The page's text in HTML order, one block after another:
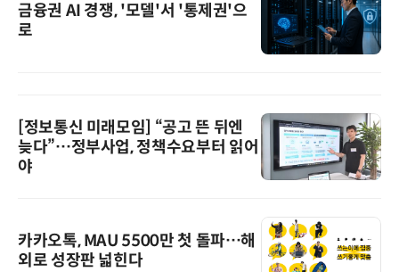
금융권 AI 경쟁, '모델'서 '통제권'으
로
[정보통신 미래모임] “공고 뜬 뒤엔
늦다”…정부사업, 정책수요부터 읽어
야
카카오톡, MAU 5500만 첫 돌파…해
외로 성장판 넓힌다